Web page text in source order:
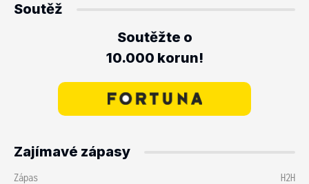
Soutěž
Soutěžte o
10.000 korun!
Zajímavé zápasy
Zápas
H2H